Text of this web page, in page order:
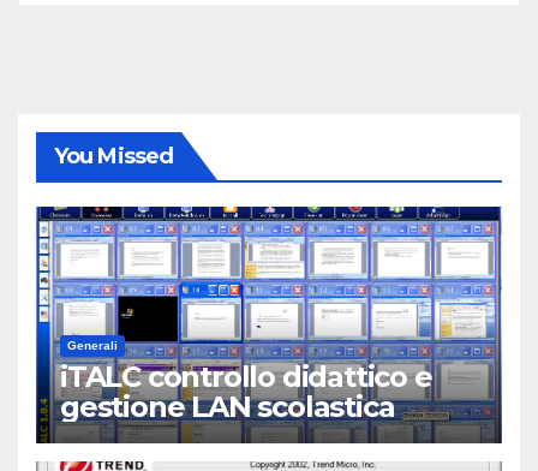
You Missed
Generali
iTALC controllo didattico e
gestione LAN scolastica